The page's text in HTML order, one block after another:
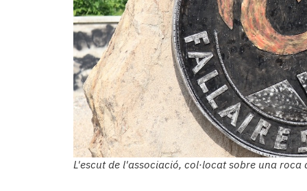
L'escut de l'associació, col·locat sobre una